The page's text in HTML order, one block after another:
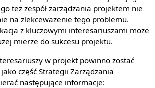
też zespół zarządzania projektem nie
na zlekceważenie tego problemu.
z kluczowymi interesariuszami może
mierze do sukcesu projektu.
w projekt powinno zostać
część Strategii Zarządzania
następujące informacje: